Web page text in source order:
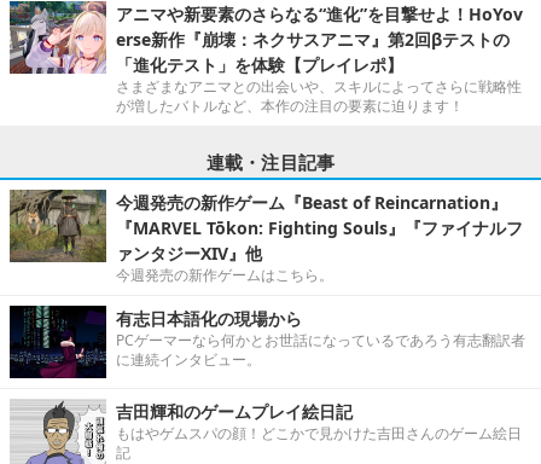
アニマや新要素のさらなる“進化”を目撃せよ！HoYov
erse新作『崩壊：ネクサスアニマ』第2回βテストの
「進化テスト」を体験【プレイレポ】
さまざまなアニマとの出会いや、スキルによってさらに戦略性
が増したバトルなど、本作の注目の要素に迫ります！
連載・注目記事
今週発売の新作ゲーム『Beast of Reincarnation』
『MARVEL Tōkon: Fighting Souls』『ファイナルフ
ァンタジーXIV』他
今週発売の新作ゲームはこちら。
有志日本語化の現場から
PCゲーマーなら何かとお世話になっているであろう有志翻訳者
に連続インタビュー。
吉田輝和のゲームプレイ絵日記
もはやゲムスパの顔！どこかで見かけた吉田さんのゲーム絵日
記